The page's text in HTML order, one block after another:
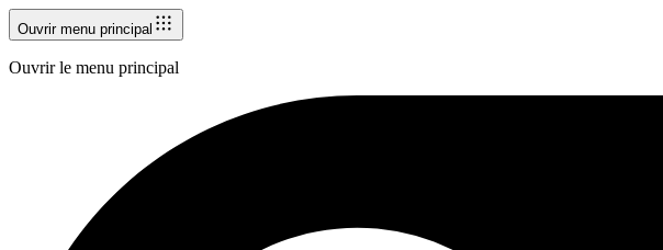
Ouvrir menu principal
Ouvrir le menu principal